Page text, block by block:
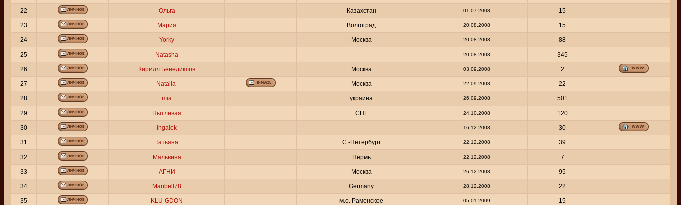
22 Ольга Казахстан 01.07.2008 15
23 Мария Волгоград 20.08.2008 15
24 Yorky Москва 20.08.2008 88
25 Natasha 20.08.2008 345
26 Кирилл Бенедиктов Москва 03.09.2008 2
27 Natalia- Москва 22.09.2008 22
28 mia украина 26.09.2008 501
29 Пытливая СНГ 24.10.2008 120
30 ingalek 16.12.2008 30
31 Татьяна С.-Петербург 22.12.2008 39
32 Мальвина Пермь 22.12.2008 7
33 АГНИ Москва 26.12.2008 95
34 Maribell78 Germany 28.12.2008 22
35 KLU-GDON м.о. Раменское 05.01.2009 15